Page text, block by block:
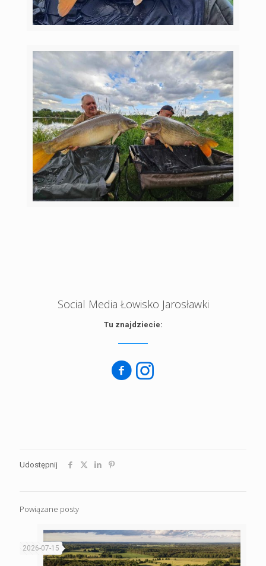
Social Media Łowisko Jarosławki
Tu znajdziecie:
Udostępnij
Powiązane posty
2026-07-15